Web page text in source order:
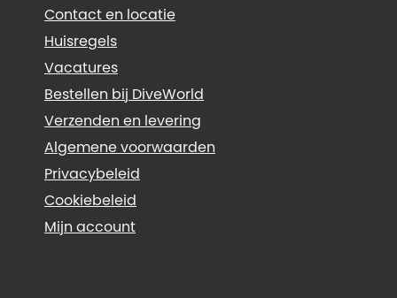
Contact en locatie
Huisregels
Vacatures
Bestellen bij DiveWorld
Verzenden en levering
Algemene voorwaarden
Privacybeleid
Cookiebeleid
Mijn account